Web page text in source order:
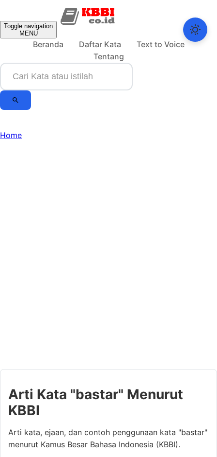
Toggle navigation
MENU
Beranda Daftar Kata
Text to Voice
Tentang
Home
Arti Kata "bastar" Menurut
KBBI
Arti kata, ejaan, dan contoh penggunaan kata "bastar"
menurut Kamus Besar Bahasa Indonesia (KBBI).